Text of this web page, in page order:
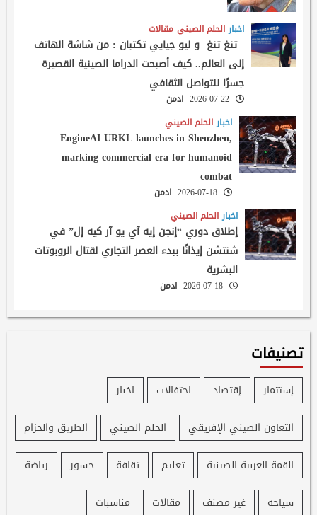
اخبار الحلم الصيني مقالات
تنغ تنغ و ليو جيايي تكتبان : من شاشة الهاتف
إلى العالم.. كيف أصبحت الدراما الصينية القصيرة
جسرًا للتواصل الثقافي
ادمن
اخبار الحلم الصيني
EngineAI URKL launches in Shenzhen,
marking commercial era for humanoid
combat
2026-07-18
ادمن
اخبار الحلم الصيني
إطلاق دوري “إنجن إيه آي يو آر كيه إل” في
شنتشن إيذانًا ببدء العصر التجاري لقتال الروبوتات
البشرية
ادمن
تصنيفات
إستثمار إقتصاد احتفالات
اخبار
التعاون الصيني الإفريقي
الحلم الصيني
الطريق والحزام
القمة العربية الصينية
تعليم ثقافة جسور
رياضة
سياحة
غير مصنف مقالات مناسبات